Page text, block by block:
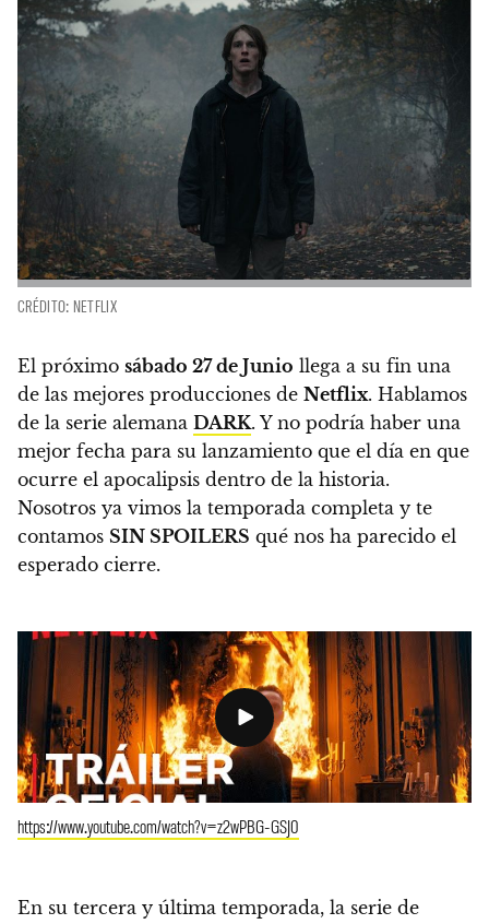
CRÉDITO: NETFLIX
El próximo sábado 27 de Junio llega a su fin una
de las mejores producciones de Netflix. Hablamos
de la serie alemana DARK. Y no podría haber una
mejor fecha para su lanzamiento que el día en que
ocurre el apocalipsis dentro de la historia.
Nosotros ya vimos la temporada completa y te
contamos SIN SPOILERS qué nos ha parecido el
esperado cierre.
https://www.youtube.com/watch?v=z2wPBG-GSJ0
En su tercera y última temporada, la serie de